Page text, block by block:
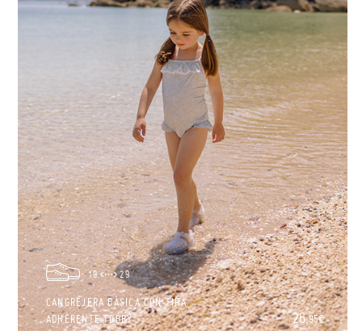
19 29
CANGREJERA BÁSICA CON TIRA
ADHERENTE TOBBY
26,95€